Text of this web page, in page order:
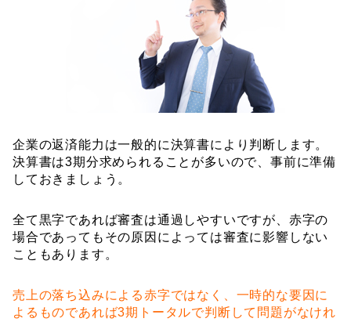
企業の返済能力は一般的に決算書により判断します。
決算書は3期分求められることが多いので、事前に準備
しておきましょう。
全て黒字であれば審査は通過しやすいですが、赤字の
場合であってもその原因によっては審査に影響しない
こともあります。
売上の落ち込みによる赤字ではなく、一時的な要因に
よるものであれば3期トータルで判断して問題がなけれ